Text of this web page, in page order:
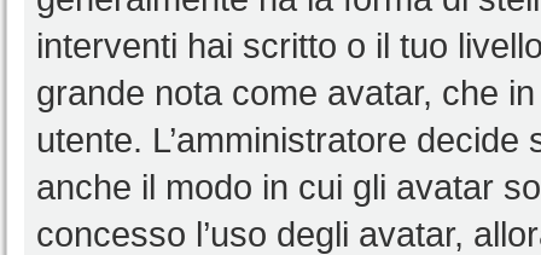
interventi hai scritto o il tuo
grande nota come avatar, che
utente. L’amministratore
anche il modo in cui gli avatar
concesso l’uso degli avatar,